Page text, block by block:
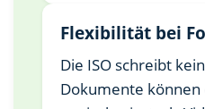
Flexibilität bei
Die ISO schreibt
Dokumente können